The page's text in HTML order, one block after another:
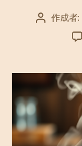
投 作成者: